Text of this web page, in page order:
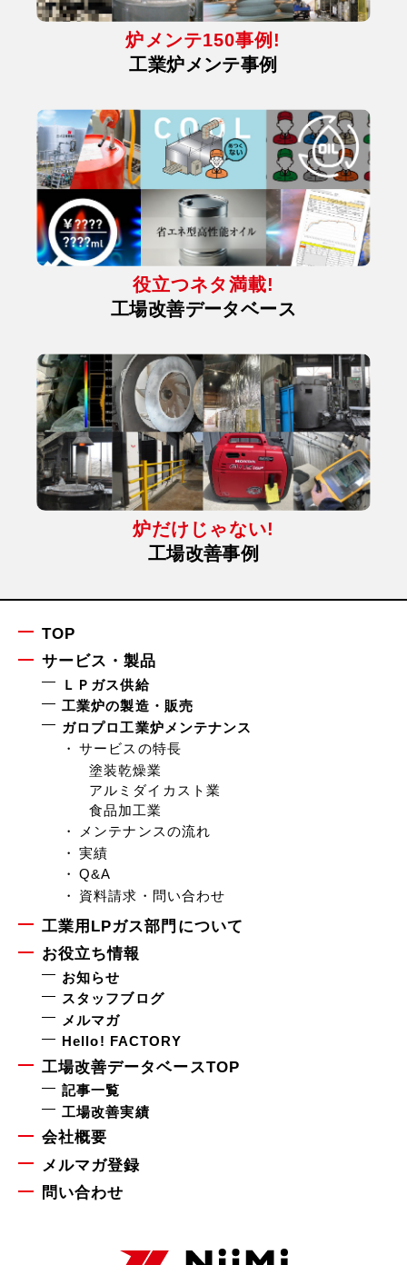
炉メンテ150事例!
工業炉メンテ事例
役立つネタ満載!
工場改善データベース
炉だけじゃない!
工場改善事例
TOP
サービス・製品
ＬＰガス供給
工業炉の製造・販売
ガロプロ工業炉メンテナンス
サービスの特長
塗装乾燥業
アルミダイカスト業
食品加工業
メンテナンスの流れ
実績
Q&A
資料請求・問い合わせ
工業用LPガス部門について
お役立ち情報
お知らせ
スタッフブログ
メルマガ
Hello! FACTORY
工場改善データベースTOP
記事一覧
工場改善実績
会社概要
メルマガ登録
問い合わせ